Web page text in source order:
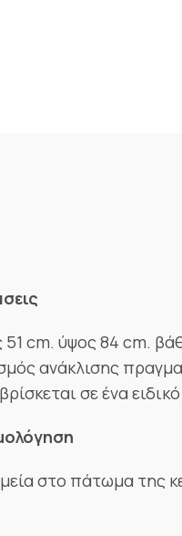
cm. ύψος 84 cm.
ανάκλισης
σε ένα
στο πάτωμα της